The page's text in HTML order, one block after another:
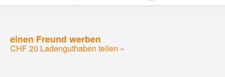
einen Freund werben
CHF 20 Ladenguthaben teilen »